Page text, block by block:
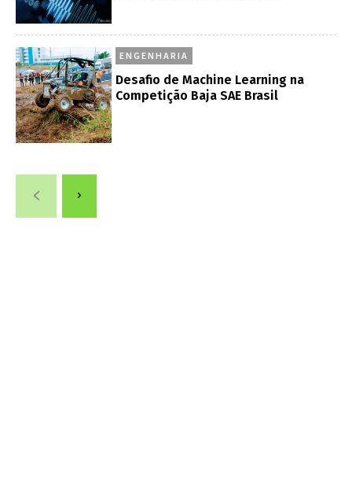
ENGENHARIA
Desafio de Machine Learning na
Competição Baja SAE Brasil